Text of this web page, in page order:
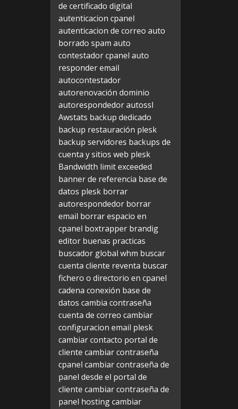
de certificado digital
autenticacion cpanel
autenticacion de correo auto
borrado spam auto
contestador cpanel auto
responder email
autocontestador
autorenovación dominio
autorespondedorautossl
Awstats backup dedicado
backup restauración plesk
backup servidores backups de
cuenta y sitios web plesk
Bandwidth limit exceeded
banner de referencia base de
datos plesk borrar
autorespondedor borrar
email borrar espacio en
cpanel boxtrapper brandig
editor buenas practicas
buscador global whm buscar
cuenta cliente reventa buscar
fichero o directorio en cpanel
cadena conexión base de
datos cambia contraseña
cuenta de correo cambiar
configuracion email plesk
cambiar contacto portal de
cliente cambiar contraseña
cpanel cambiar contraseña de
panel desde el portal de
cliente cambiar contraseña de
panel hostingcambiar